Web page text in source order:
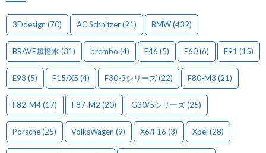
3Ddesign (70) AC Schnitzer(21) BMW(432)
BRAVE超撥水 (31) brembo (4) E46 (5) E60(6) E91 (15)
E93 (5) F15/X5 (4) F30-3シリーズ(22) F80-M3 (21)
F82-M4(17) F87-M2 (20) G30/5シリーズ(25)
Porsche(25) VolksWagen (9) X6/F16 (3) Xpel (28)